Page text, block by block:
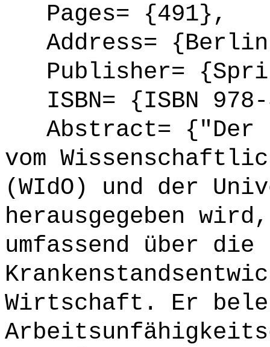
Pages= {491},
Address=
Publisher=
ISBN= {ISBN
Abstract= {"Der
vom
(WIdO) und der
herausgegeben
umfassend über die
Wirtschaft. Er